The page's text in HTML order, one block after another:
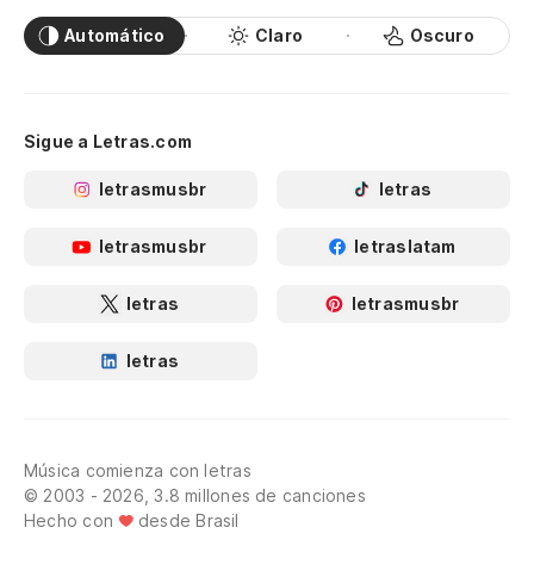
Automático Claro Oscuro
Sigue a Letras.com
letrasmusbr letras
letrasmusbr letraslatam
letras letrasmusbr
letras
Música comienza con letras
© 2003 - 2026, 3.8 millones de canciones
Hecho con
desde Brasil